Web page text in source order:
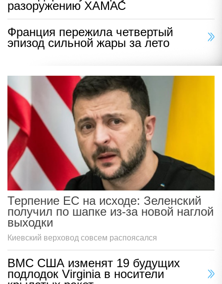
разоружению ХАМАС
Франция пережила четвертый
эпизод сильной жары за лето
Терпение ЕС на исходе: Зеленский
получил по шапке из-за новой наглой
выходки
Киевский верховод совсем распоясался
ВМС США изменят 19 будущих
подлодок Virginia в носители